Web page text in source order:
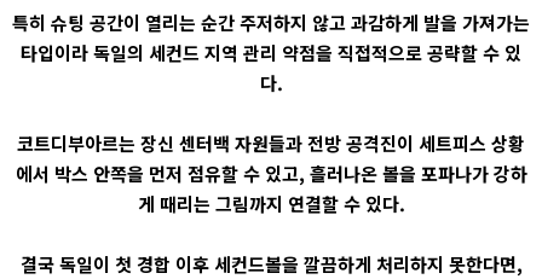
특히 슈팅 공간이 열리는 순간 주저하지 않고 과감하게 발을 가져가는
타입이라 독일의 세컨드 지역 관리 약점을 직접적으로 공략할 수 있
다.
코트디부아르는 장신 센터백 자원들과 전방 공격진이 세트피스 상황
에서 박스 안쪽을 먼저 점유할 수 있고, 흘러나온 볼을 포파나가 강하
게 때리는 그림까지 연결할 수 있다.
결국 독일이 첫 경합 이후 세컨드볼을 깔끔하게 처리하지 못한다면,